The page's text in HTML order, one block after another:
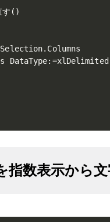
す()
指数表示から